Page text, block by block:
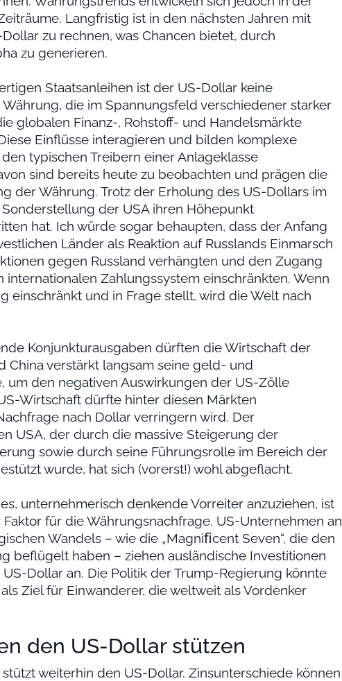
Langfristig ist in den nächsten Jahren mit
zu rechnen, was Chancen bietet, durch
zu generieren.
Staatsanleihen ist der US-Dollar keine
die im Spannungsfeld verschiedener starker
globalen Finanz-, Rohstoff- und Handelsmärkte
Einflüsse interagieren und bilden komplexe
typischen Treibern einer Anlageklasse
sind bereits heute zu beobachten und prägen die
der Währung. Trotz der Erholung des US-Dollars im
der USA ihren Höhepunkt
hat. Ich würde sogar behaupten, dass der Anfang
Länder als Reaktion auf Russlands Einmarsch
gegen Russland verhängten und den Zugang
internationalen Zahlungssystem einschränkten. Wenn
einschränkt und in Frage stellt, wird die Welt nach
Konjunkturausgaben dürften die Wirtschaft der
China verstärkt langsam seine geld- und
um den negativen Auswirkungen der US-Zölle
Wirtschaft dürfte hinter diesen Märkten
nach Dollar verringern wird. Der
USA, der durch die massive Steigerung der
sowie durch seine Führungsrolle im Bereich der
wurde, hat sich (vorerst!) wohl abgeflacht.
unternehmerisch denkende Vorreiter anzuziehen, ist
für die Währungsnachfrage. US-Unternehmen an
Wandels – wie die „Magniﬁcent Seven“, die den
beflügelt haben – ziehen ausländische Investitionen
Dollar an. Die Politik der Trump-Regierung könnte
Ziel für Einwanderer, die weltweit als Vordenker
den US-Dollar stützen
weiterhin den US-Dollar. Zinsunterschiede können